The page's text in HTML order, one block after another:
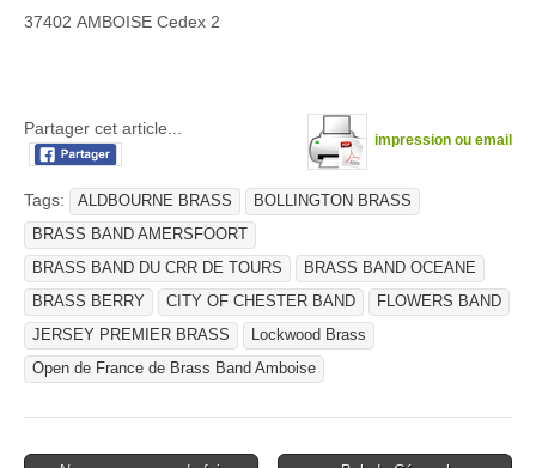
37402 AMBOISE Cedex 2
impression ou email
Partager cet article...
Tags: ALDBOURNE BRASS
BOLLINGTON BRASS
BRASS BAND AMERSFOORT
BRASS BAND DU CRR DE TOURS
BRASS BAND OCEANE
BRASS BERRY
CITY OF CHESTER BAND
FLOWERS BAND
JERSEY PREMIER BRASS
Lockwood Brass
Open de France de Brass Band Amboise